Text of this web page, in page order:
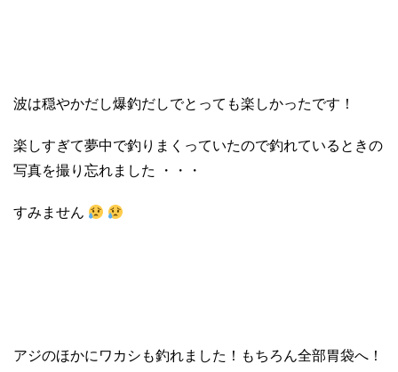
波は穏やかだし爆釣だしでとっても楽しかったです！
楽しすぎて夢中で釣りまくっていたので釣れているときの
写真を撮り忘れました ・・・
すみません
アジのほかにワカシも釣れました！もちろん全部胃袋へ！